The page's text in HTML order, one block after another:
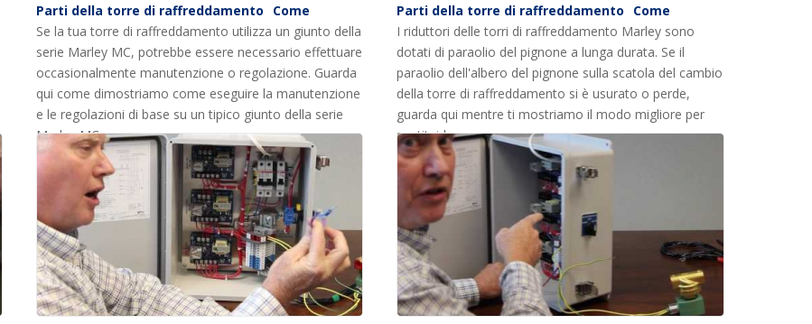
Parti della torre di raffreddamento
Come
Se la tua torre di raffreddamento utilizza un giunto della
serie Marley MC, potrebbe essere necessario effettuare
occasionalmente manutenzione o regolazione. Guarda
qui come dimostriamo come eseguire la manutenzione
e le regolazioni di base su un tipico giunto della serie
Marley MC.
Parti della torre di raffreddamento
Come
I riduttori delle torri di raffreddamento Marley sono
dotati di paraolio del pignone a lunga durata. Se il
paraolio dell'albero del pignone sulla scatola del cambio
della torre di raffreddamento si è usurato o perde,
guarda qui mentre ti mostriamo il modo migliore per
sostituirlo.